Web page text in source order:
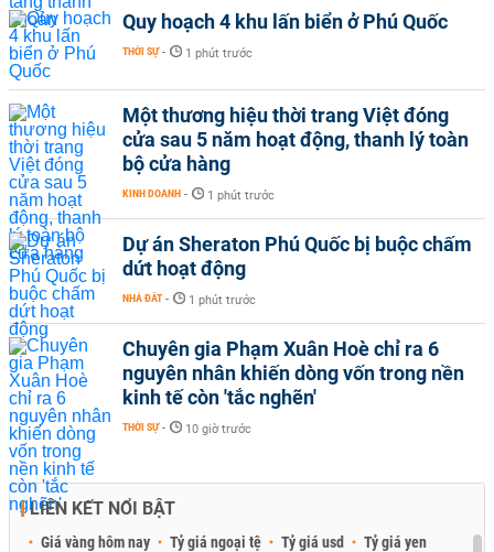
Quy hoạch 4 khu lấn biển ở Phú Quốc
THỜI SỰ - 1 phút trước
Một thương hiệu thời trang Việt đóng
cửa sau 5 năm hoạt động, thanh lý toàn
bộ cửa hàng
KINH DOANH - 1 phút trước
Dự án Sheraton Phú Quốc bị buộc chấm
dứt hoạt động
NHÀ ĐẤT - 1 phút trước
Chuyên gia Phạm Xuân Hoè chỉ ra 6
nguyên nhân khiến dòng vốn trong nền
kinh tế còn 'tắc nghẽn'
THỜI SỰ - 10 giờ trước
LIÊN KẾT NỔI BẬT
Giá vàng hôm nay Tỷ giá ngoại tệ Tỷ giá usd
Tỷ giá yen